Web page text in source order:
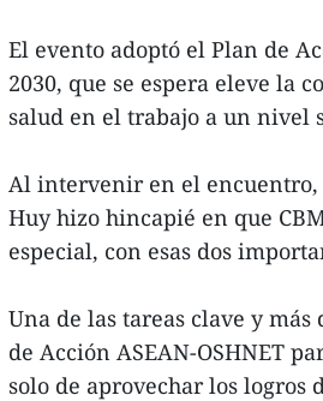
El evento adoptó el Plan de
2030, que se espera eleve la
salud en el trabajo a un nivel
Al intervenir en el
Huy hizo hincapié en que
especial, con esas dos
Una de las tareas clave y
de Acción ASEAN-OSHNET
solo de aprovechar los logros